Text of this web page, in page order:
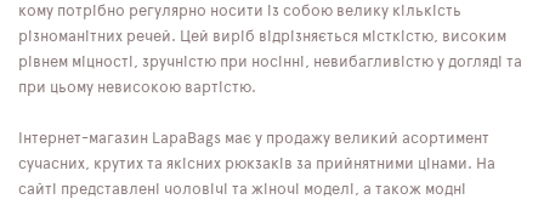
кому потрібно регулярно носити із собою велику кількість
різноманітних речей. Цей виріб відрізняється місткістю, високим
рівнем міцності, зручністю при носінні, невибагливістю у догляді та
при цьому невисокою вартістю.
Інтернет-магазин LapaBags має у продажу великий асортимент
сучасних, крутих та якісних рюкзаків за прийнятними цінами. На
сайті представлені чоловічі та жіночі моделі, а також модні